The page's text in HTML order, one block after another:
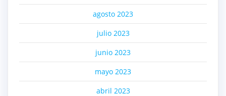
agosto 2023
julio 2023
junio 2023
mayo 2023
abril 2023